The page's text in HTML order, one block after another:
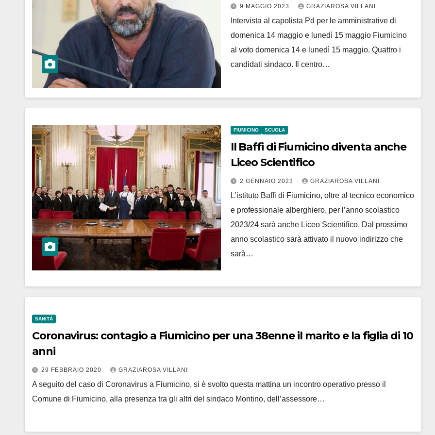
di costruire il futuro”
9 MAGGIO 2023 GRAZIAROSA VILLANI
Intervista al capolista Pd per le amministrative di
domenica 14 maggio e lunedì 15 maggio Fiumicino
al voto domenica 14 e lunedì 15 maggio. Quattro i
candidati sindaco. Il centro…
FIUMICINO SCUOLA
Il Baffi di Fiumicino diventa anche
Liceo Scientifico
2 GENNAIO 2023 GRAZIAROSA VILLANI
L’istituto Baffi di Fiumicino, oltre al tecnico economico
e professionale alberghiero, per l’anno scolastico
2023/24 sarà anche Liceo Scientifico. Dal prossimo
anno scolastico sarà attivato il nuovo indirizzo che
sarà…
SANITÀ
Coronavirus: contagio a Fiumicino per una 38enne il marito e la figlia di 10
anni
29 FEBBRAIO 2020 GRAZIAROSA VILLANI
A seguito del caso di Coronavirus a Fiumicino, si è svolto questa mattina un incontro operativo presso il
Comune di Fiumicino, alla presenza tra gli altri del sindaco Montino, dell’assessore…